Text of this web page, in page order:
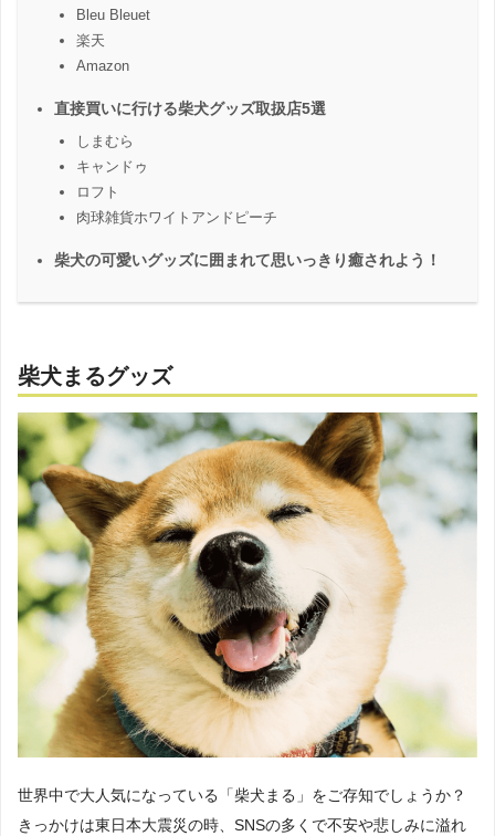
Bleu Bleuet
楽天
Amazon
直接買いに行ける柴犬グッズ取扱店5選
しまむら
キャンドゥ
ロフト
肉球雑貨ホワイトアンドピーチ
柴犬の可愛いグッズに囲まれて思いっきり癒されよう！
柴犬まるグッズ
世界中で大人気になっている「柴犬まる」をご存知でしょうか？
きっかけは東日本大震災の時、SNSの多くで不安や悲しみに溢れ